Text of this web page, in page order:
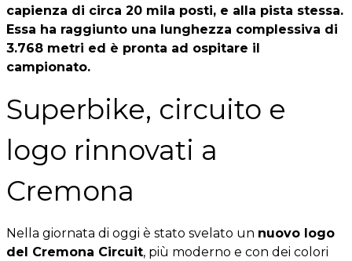
capienza di circa 20 mila posti, e alla pista stessa.
Essa ha raggiunto una lunghezza complessiva di
3.768 metri ed è pronta ad ospitare il
campionato.
Superbike, circuito e
logo rinnovati a
Cremona
Nella giornata di oggi è stato svelato un nuovo logo
del Cremona Circuit, più moderno e con dei colori